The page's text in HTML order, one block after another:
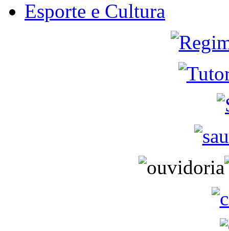
Esporte e Cultura